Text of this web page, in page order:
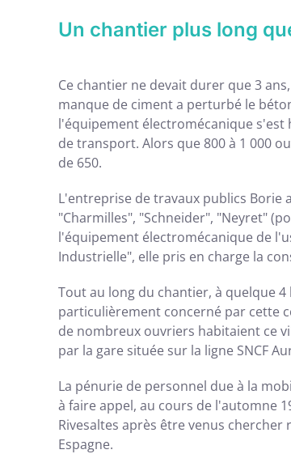
Un chantier plus long
Ce chantier ne devait durer que 3
manque de ciment a perturbé le
l'équipement électromécanique s'est
de transport. Alors que 800 à 1 000
de 650.
L'entreprise de travaux publics Borie
"Charmilles", "Schneider", "Neyret"
l'équipement électromécanique de
Industrielle", elle pris en charge la
Tout au long du chantier, à quelque
particulièrement concerné par cette
de nombreux ouvriers habitaient ce
par la gare située sur la ligne SNCF
La pénurie de personnel due à la
à faire appel, au cours de l'automne
Rivesaltes après être venus
Espagne.